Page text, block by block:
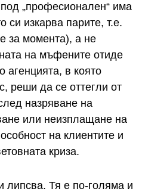
„професионален“ има
си изкарва парите, т.е.
за момента), а не
на мъфените отиде
агенцията, в която
реши да се оттегли от
назряване на
или неизплащане на
на клиентите и
криза.
липсва. Тя е по-голяма и